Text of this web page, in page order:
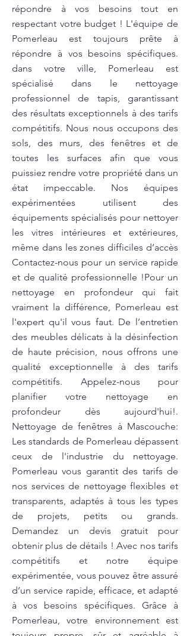
répondre à vos besoins tout en
respectant votre budget ! L'équipe de
Pomerleau est toujours prête à
répondre à vos besoins spécifiques.
dans votre ville, Pomerleau est
spécialisé dans le nettoyage
professionnel de tapis, garantissant
des résultats exceptionnels à des tarifs
compétitifs. Nous nous occupons des
sols, des murs, des fenêtres et de
toutes les surfaces afin que vous
puissiez rendre votre propriété dans un
état impeccable. Nos équipes
expérimentées utilisent des
équipements spécialisés pour nettoyer
les vitres intérieures et extérieures,
même dans les zones difficiles d’accès
Contactez-nous pour un service rapide
et de qualité professionnelle !Pour un
nettoyage en profondeur qui fait
vraiment la différence, Pomerleau est
l'expert qu'il vous faut. De l’entretien
des meubles délicats à la désinfection
de haute précision, nous offrons une
qualité exceptionnelle à des tarifs
compétitifs. Appelez-nous pour
planifier votre nettoyage en
profondeur dès aujourd'hui!.
Nettoyage de fenêtres à Mascouche:
Les standards de Pomerleau dépassent
ceux de l'industrie du nettoyage.
Pomerleau vous garantit des tarifs de
nos services de nettoyage flexibles et
transparents, adaptés à tous les types
de projets, petits ou grands.
Demandez un devis gratuit pour
obtenir plus de détails ! Avec nos tarifs
compétitifs et notre équipe
expérimentée, vous pouvez être assuré
d’un service rapide, efficace, et adapté
à vos besoins spécifiques. Grâce à
Pomerleau, votre environnement est